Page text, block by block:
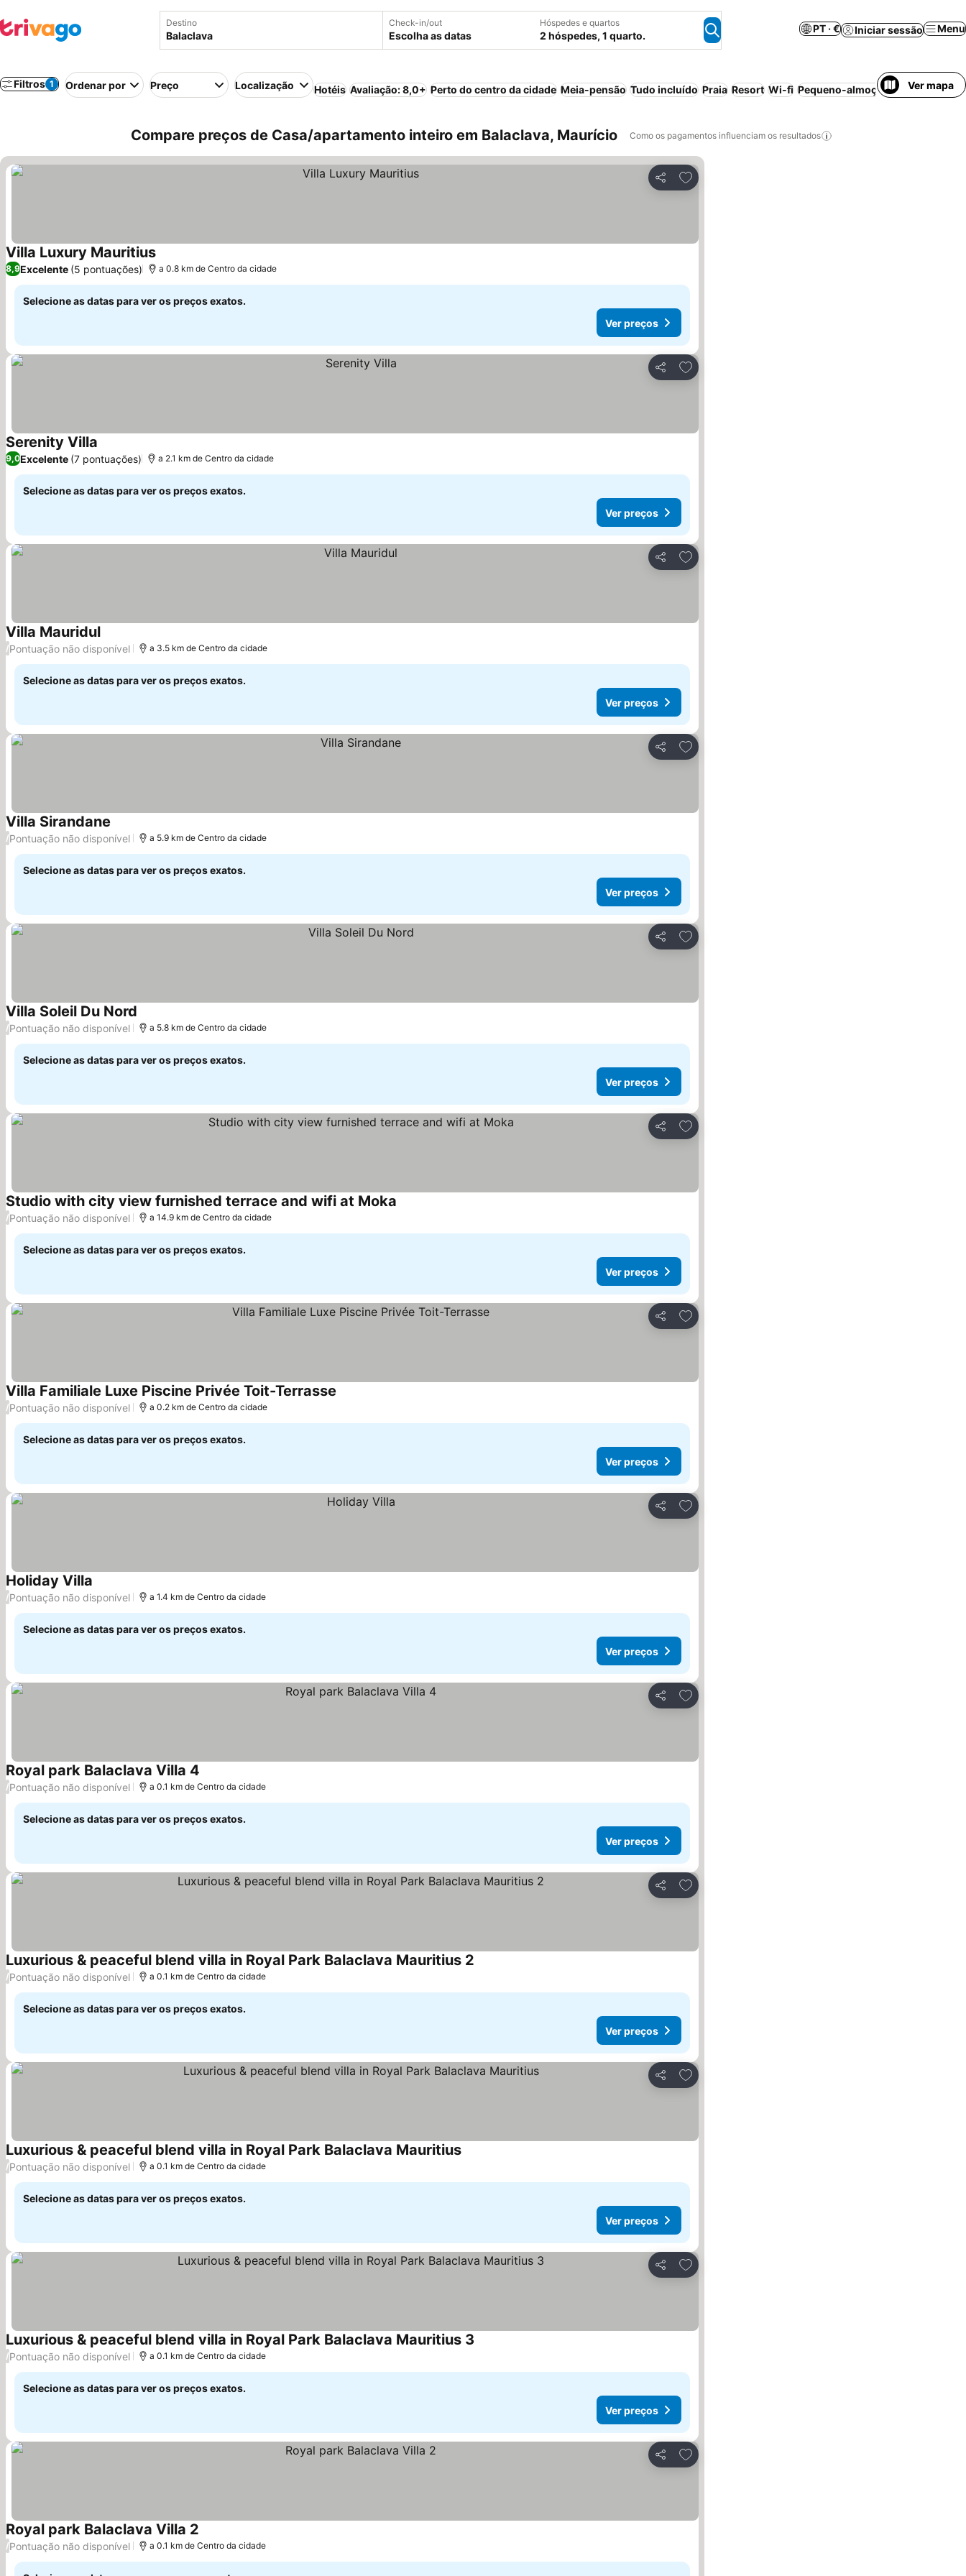
Destino Check-in/out
Escolha as datas
Hóspedes e quartos
2 hóspedes, 1 quarto.
PT · € Iniciar sessão Menu
Filtros 1 Ordenar por Preço Localização Hotéis Avaliação: 8,0+ Perto do centro da cidade Meia-pensão Tudo incluído Praia Resort Wi-fi Pequeno-almoço incluídoVer mapa
Compare preços de Casa/apartamento inteiro em Balaclava, Maurício Como os pagamentos influenciam os resultados
Partilhar
Adicionar aos favoritos
Villa Luxury Mauritius
8,9Excelente (5 pontuações) a 0.8 km de Centro da cidade
Selecione as datas para ver os preços exatos.
Ver preços
Partilhar
Adicionar aos favoritos
Serenity Villa
9,0Excelente (7 pontuações) a 2.1 km de Centro da cidade
Selecione as datas para ver os preços exatos.
Ver preços
Partilhar
Adicionar aos favoritos
Villa Mauridul
/Pontuação não disponível a 3.5 km de Centro da cidade
Selecione as datas para ver os preços exatos.
Ver preços
Partilhar
Adicionar aos favoritos
Villa Sirandane
/Pontuação não disponível a 5.9 km de Centro da cidade
Selecione as datas para ver os preços exatos.
Ver preços
Partilhar
Adicionar aos favoritos
Villa Soleil Du Nord
/Pontuação não disponível a 5.8 km de Centro da cidade
Selecione as datas para ver os preços exatos.
Ver preços
Partilhar
Adicionar aos favoritos
Studio with city view furnished terrace and wifi at Moka
/Pontuação não disponível a 14.9 km de Centro da cidade
Selecione as datas para ver os preços exatos.
Ver preços
Partilhar
Adicionar aos favoritos
Villa Familiale Luxe Piscine Privée Toit-Terrasse
/Pontuação não disponível a 0.2 km de Centro da cidade
Selecione as datas para ver os preços exatos.
Ver preços
Partilhar
Adicionar aos favoritos
Holiday Villa
/Pontuação não disponível a 1.4 km de Centro da cidade
Selecione as datas para ver os preços exatos.
Ver preços
Partilhar
Adicionar aos favoritos
Royal park Balaclava Villa 4
/Pontuação não disponível a 0.1 km de Centro da cidade
Selecione as datas para ver os preços exatos.
Ver preços
Partilhar
Adicionar aos favoritos
Luxurious & peaceful blend villa in Royal Park Balaclava Mauritius 2
/Pontuação não disponível a 0.1 km de Centro da cidade
Selecione as datas para ver os preços exatos.
Ver preços
Partilhar
Adicionar aos favoritos
Luxurious & peaceful blend villa in Royal Park Balaclava Mauritius
/Pontuação não disponível a 0.1 km de Centro da cidade
Selecione as datas para ver os preços exatos.
Ver preços
Partilhar
Adicionar aos favoritos
Luxurious & peaceful blend villa in Royal Park Balaclava Mauritius 3
/Pontuação não disponível a 0.1 km de Centro da cidade
Selecione as datas para ver os preços exatos.
Ver preços
Partilhar
Adicionar aos favoritos
Royal park Balaclava Villa 2
/Pontuação não disponível a 0.1 km de Centro da cidade